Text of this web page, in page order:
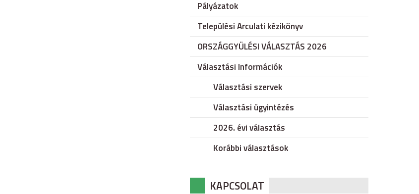
Pályázatok
Települési Arculati kézikönyv
ORSZÁGGYÜLÉSI VÁLASZTÁS 2026
Választási Információk
Választási szervek
Választási ügyintézés
2026. évi választás
Korábbi választások
KAPCSOLAT